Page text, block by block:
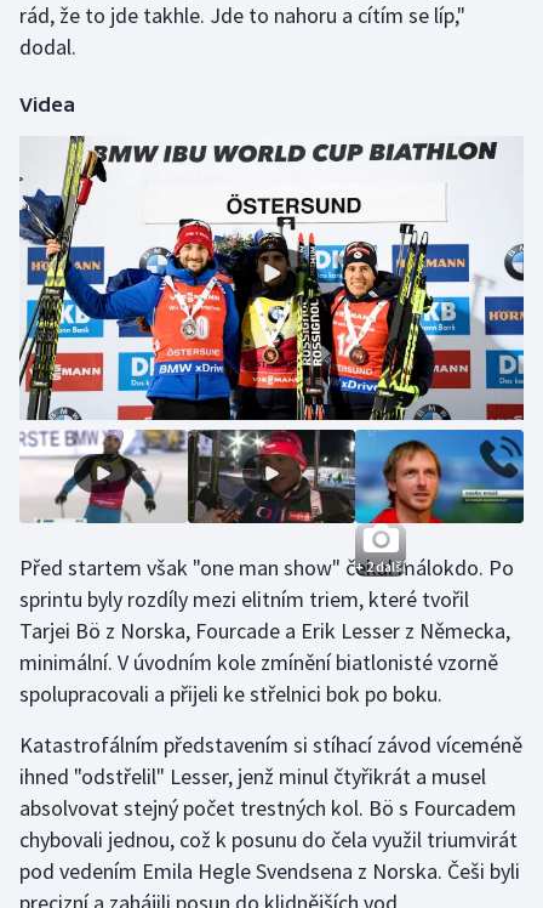
Plážový volejbal
Rychlobruslení
Rychlostní kanoistika
Short track
Sportovní střelba
Stolní tenis
Triatlon
Veslování
Vodní slalom
Volejbal
Ostatní
rád, že to jde takhle. Jde to nahoru a cítím se líp,"
dodal.
Videa
+ 2 další
Před startem však "one man show" čekal málokdo. Po
sprintu byly rozdíly mezi elitním triem, které tvořil
Tarjei Bö z Norska, Fourcade a Erik Lesser z Německa,
minimální. V úvodním kole zmínění biatlonisté vzorně
spolupracovali a přijeli ke střelnici bok po boku.
Katastrofálním představením si stíhací závod víceméně
ihned "odstřelil" Lesser, jenž minul čtyřikrát a musel
absolvovat stejný počet trestných kol. Bö s Fourcadem
chybovali jednou, což k posunu do čela využil triumvirát
pod vedením Emila Hegle Svendsena z Norska. Češi byli
precizní a zahájili posun do klidnějších vod.